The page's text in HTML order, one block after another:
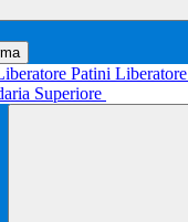
Patini Liberatore
Superiore